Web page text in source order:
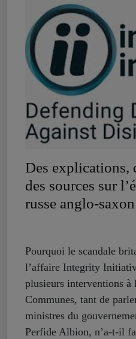
Des explications,
des sources sur
russe anglo-
Pourquoi le scandale
l’affaire Integrity
plusieurs interventions à
Communes, tant de
ministres du
Perfide Albion, n’a-t-il